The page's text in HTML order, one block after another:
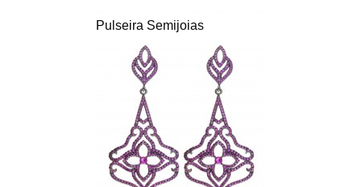
Pulseira Semijoias